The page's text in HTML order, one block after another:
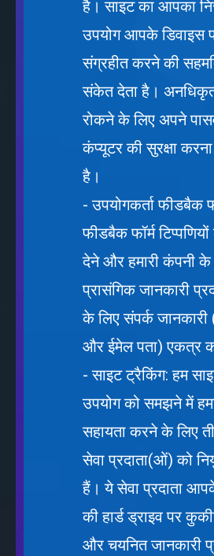
है। साइट का आपका
उपयोग आपके डिवाइस
संग्रहीत करने की
संकेत देता है।
रोकने के लिए अपने
कंप्यूटर की सुरक्षा करना
है।
- उपयोगकर्ता फीडबैक
फीडबैक फॉर्म
देने और हमारी कंपनी के
प्रासंगिक जानकारी
के लिए संपर्क
और ईमेल पता) एकत्र
- साइट ट्रैकिंग: हम
उपयोग को समझने में
सहायता करने के लिए
सेवा प्रदाता(ओं) को
हैं। ये सेवा प्रदाता
की हार्ड ड्राइव पर
और चयनित जानकारी